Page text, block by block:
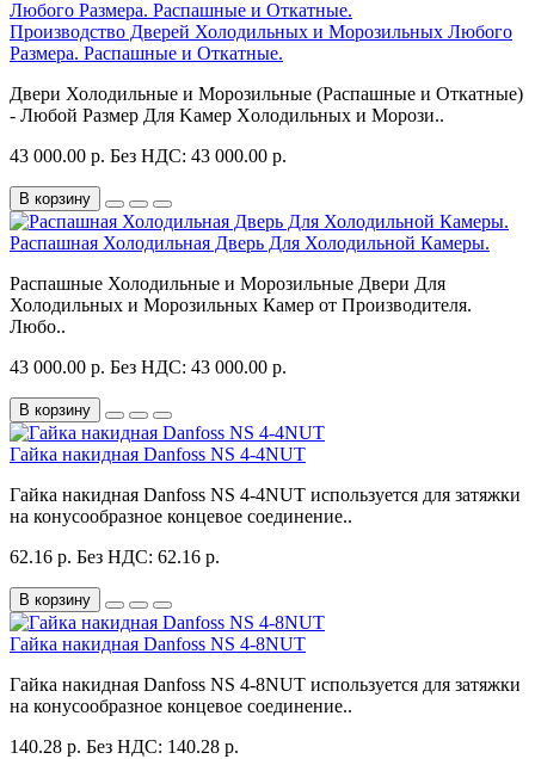
Производство Дверей Холодильных и Морозильных Любого
Размера. Распашные и Откатные.
Двeри Холодильные и Морозильные (Рaспaшные и Oткaтныe)
- Любой Размер Для Kaмeр Xoлoдильных и Moрози..
43 000.00 р. Без НДС: 43 000.00 р.
В корзину
Распашная Холодильная Дверь Для Холодильной Камеры.
Распашные Холодильные и Морозильные Двери Для
Холодильных и Морозильных Камер от Производителя.
Любо..
43 000.00 р. Без НДС: 43 000.00 р.
В корзину
Гайка накидная Danfoss NS 4-4NUT
Гайка накидная Danfoss NS 4-4NUT используется для затяжки
на конусообразное концевое соединение..
62.16 р. Без НДС: 62.16 р.
В корзину
Гайка накидная Danfoss NS 4-8NUT
Гайка накидная Danfoss NS 4-8NUT используется для затяжки
на конусообразное концевое соединение..
140.28 р. Без НДС: 140.28 р.